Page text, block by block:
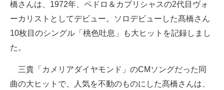
橋さんは、1972年、ペドロ＆カプリシャスの2代目ヴォ
ーカリストとしてデビュー。ソロデビューした髙橋さん
10枚目のシングル「桃色吐息」も大ヒットを記録しまし
た。
三貴「カメリアダイヤモンド」のCMソングだった同
曲の大ヒットで、人気を不動のものにした髙橋さんは、